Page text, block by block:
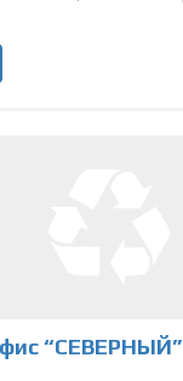
“СЕВЕРНЫЙ”